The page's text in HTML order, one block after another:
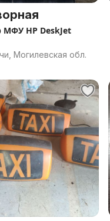
МФУ HP DeskJet
Могилевская обл.